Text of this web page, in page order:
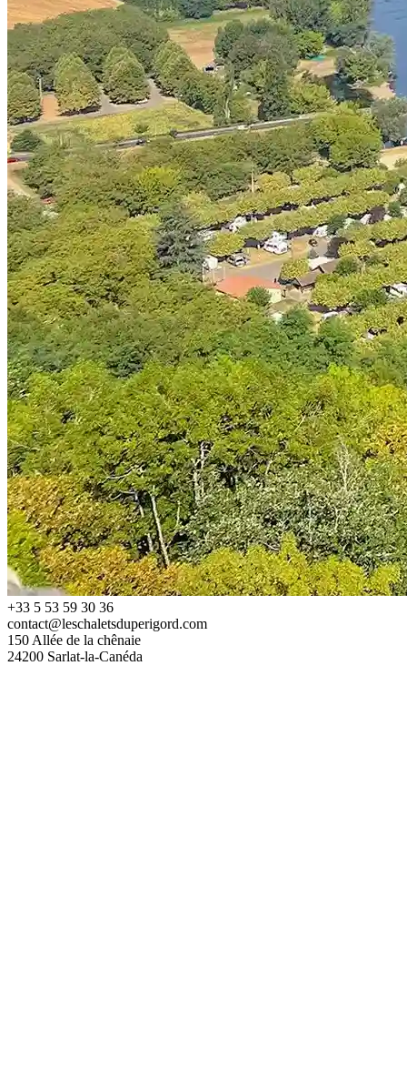
+33 5 53 59 30 36
contact@leschaletsduperigord.com
150 Allée de la chênaie
24200 Sarlat-la-Canéda